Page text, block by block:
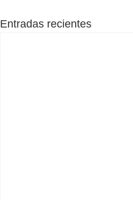
Entradas recientes